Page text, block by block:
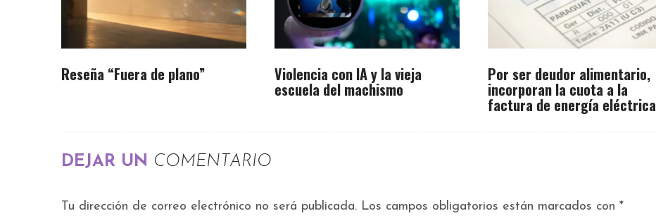
Reseña “Fuera de plano” Violencia con IA y la vieja
escuela del machismo
Por ser deudor alimentario,
incorporan la cuota a la
factura de energía eléctrica
DEJAR UN COMENTARIO
Tu dirección de correo electrónico no será publicada. Los campos obligatorios están marcados con *